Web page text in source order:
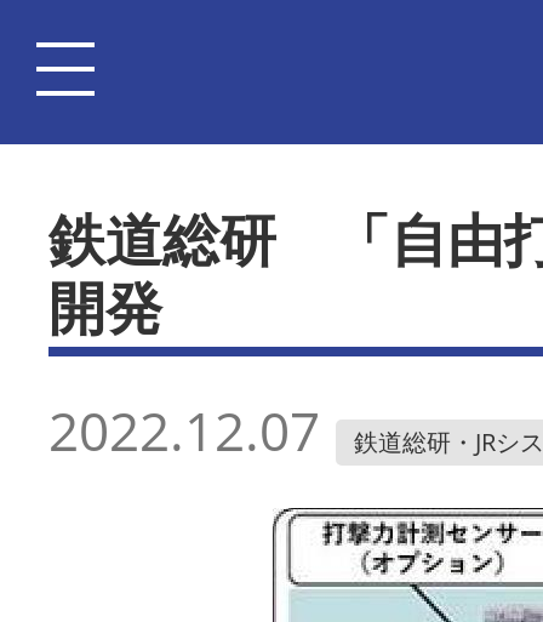
鉄道総研 「自由
開発
2022.12.07 鉄道総研・JRシ